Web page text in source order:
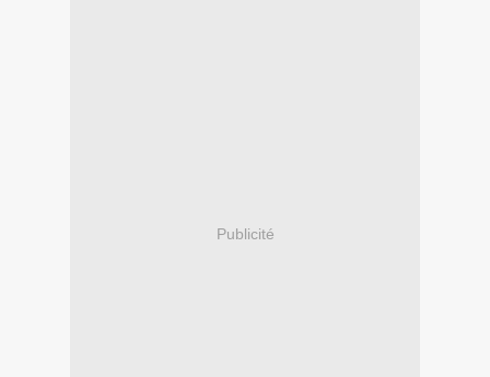
Publicité